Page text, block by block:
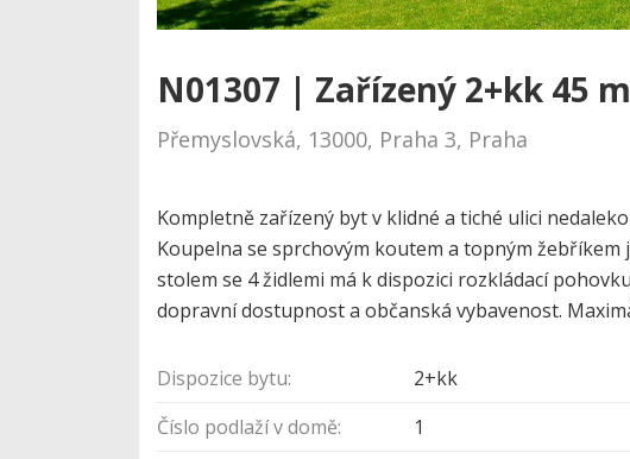
N01307 | Zařízený 2+kk 45
Přemyslovská, 13000, Praha 3, Praha
Kompletně zařízený byt v klidné a tiché ulici
Koupelna se sprchovým koutem a topným
stolem se 4 židlemi má k dispozici rozkládací
dopravní dostupnost a občanská vybavenost.
Dispozice bytu:
2+kk
Číslo podlaží v domě:
1